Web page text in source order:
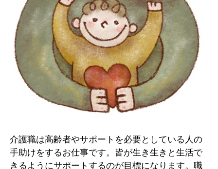
介護職は高齢者やサポートを必要としている人の
手助けをするお仕事です。皆が生き生きと生活で
きるようにサポートするのが目標になります。職